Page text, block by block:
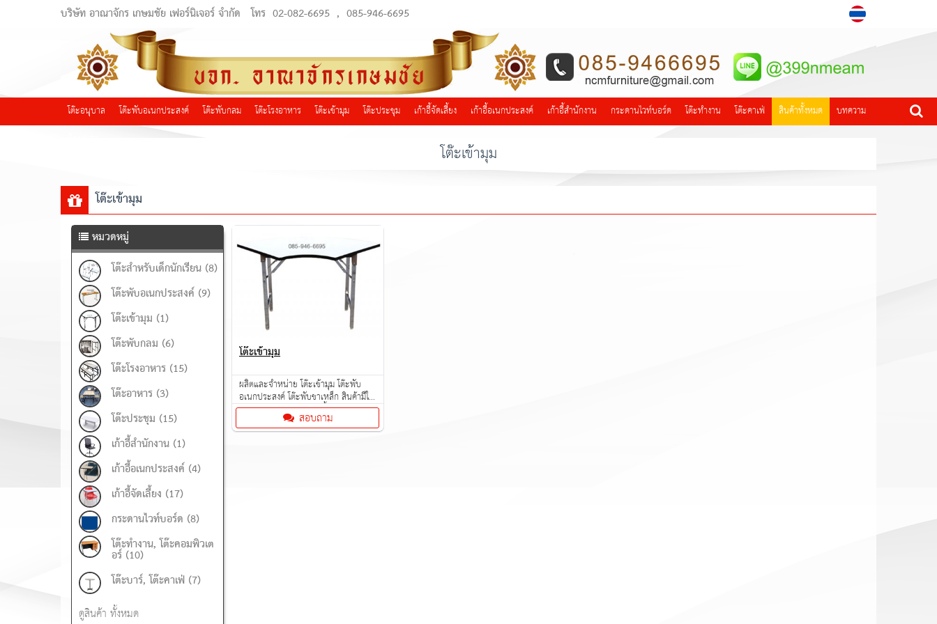
บริษัท อาณาจักร เกษมชัย เฟอร์นิเจอร์ จำกัด โทร 02-082-6695 , 085-946-6695
โต๊ะอนุบาล โต๊ะพับอเนกประสงค์ โต๊ะพับกลม โต๊ะโรงอาหาร โต๊ะเข้ามุม โต๊ะประชุม เก้าอี้จัดเลี้ยง เก้าอี้อเนกประสงค์ เก้าอี้สำนักงาน กระดานไวท์บอร์ด โต๊ะทำงาน โต๊ะคาเฟ่ สินค้าทั้งหมด
บทความ
โต๊ะเข้ามุม
โต๊ะเข้ามุม
หมวดหมู่
โต๊ะสำหรับเด็กนักเรียน (8)
โต๊ะพับอเนกประสงค์ (9)
โต๊ะเข้ามุม (1)
โต๊ะพับกลม (6)
โต๊ะโรงอาหาร (15)
โต๊ะอาหาร (3)
โต๊ะประชุม (15)
เก้าอี้สำนักงาน (1)
เก้าอี้อเนกประสงค์ (4)
เก้าอี้จัดเลี้ยง (17)
กระดานไวท์บอร์ด (8)
โต๊ะทำงาน, โต๊ะคอมพิวเต
อร์ (10)
โต๊ะบาร์, โต๊ะคาเฟ่ (7)
ดูสินค้า ทั้งหมด
โต๊ะเข้ามุม
ผลิตและจำหน่าย โต๊ะเข้ามุม โต๊ะพับ
อเนกประสงค์ โต๊ะพับขาเหล็ก สินค้ามีให้
เลือกหลายขนาดให้เลือกซื้อ
สอบถาม